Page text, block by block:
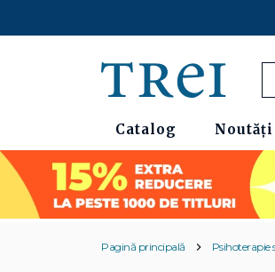
Catalog Noutăți
Pagină principală Psihoterapie